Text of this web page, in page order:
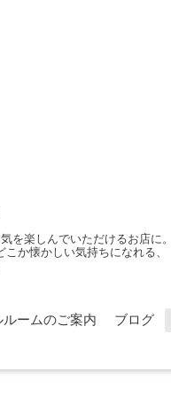
を楽しんでいただけるお店に。
か懐かしい気持ちになれる、
ルームのご案内 ブログ